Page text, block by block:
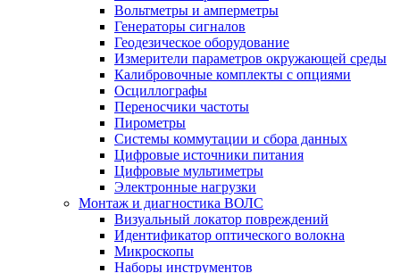
Вольтметры и амперметры
Генераторы сигналов
Геодезическое оборудование
Измерители параметров окружающей среды
Калибровочные комплекты с опциями
Осциллографы
Переносчики частоты
Пирометры
Системы коммутации и сбора данных
Цифровые источники питания
Цифровые мультиметры
Электронные нагрузки
Монтаж и диагностика ВОЛС
Визуальный локатор повреждений
Идентификатор оптического волокна
Микроскопы
Наборы инструментов